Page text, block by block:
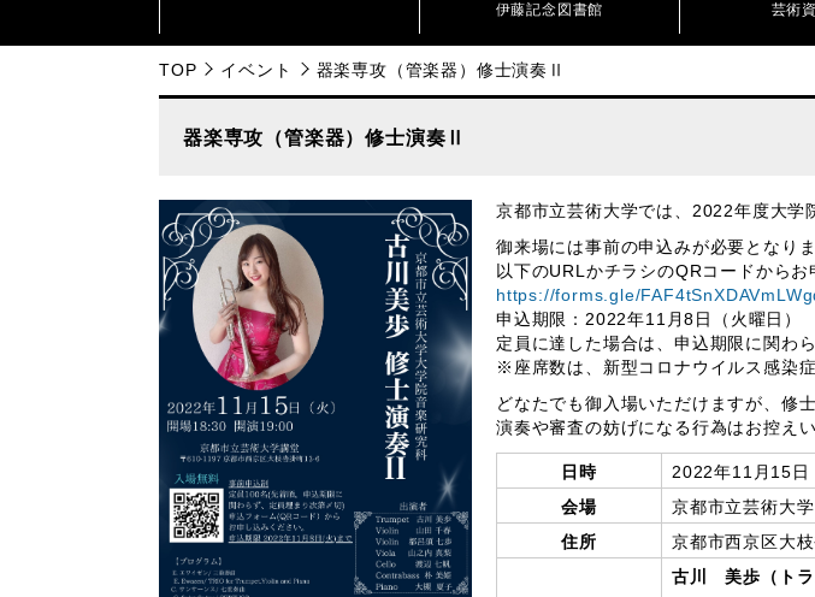
伊藤記念図書館 芸術
TOP イベント 器楽専攻（管楽器）修士演奏Ⅱ
器楽専攻（管楽器）修士演奏Ⅱ
京都市立芸術大学では、2022年度大学
御来場には事前の申込みが必要となり
以下のURLかチラシのQRコードからお
https://forms.gle/
申込期限：2022年11月8日（火曜日）
定員に達した場合は、申込期限に関わ
※座席数は、新型コロナウイルス感染
どなたでも御入場いただけますが、修
演奏や審査の妨げになる行為はお控え
日時
2022年11月15
会場
京都市立芸術大
住所
京都市西京区大
古川 美歩（トラ